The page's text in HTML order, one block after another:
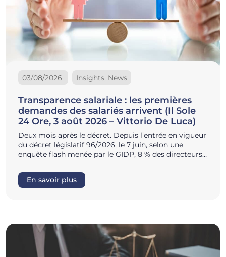
03/08/2026 Insights, News
Transparence salariale : les premières
demandes des salariés arrivent (Il Sole
24 Ore, 3 août 2026 – Vittorio De Luca)
Deux mois après le décret. Depuis l’entrée en vigueur
du décret législatif 96/2026, le 7 juin, selon une
enquête flash menée par le GIDP, 8 % des directeurs…
En savoir plus